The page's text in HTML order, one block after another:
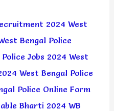
2024 West
Bengal Police
Jobs 2024 West
West Bengal Police
Police Online Form
Bharti 2024 WB